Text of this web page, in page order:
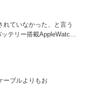
れていなかった、と言う
ッテリー搭載AppleWatc…
ーブルよりもお